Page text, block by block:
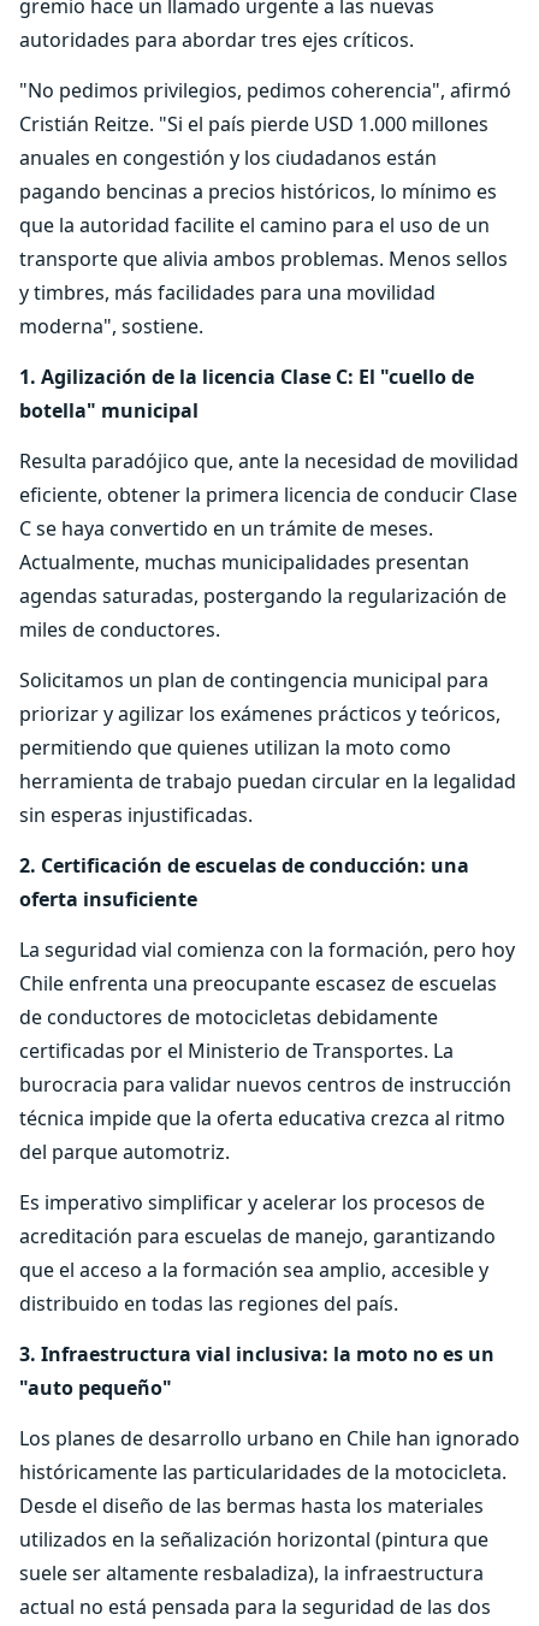
gremio hace un llamado urgente a las nuevas
autoridades para abordar tres ejes críticos.
"No pedimos privilegios, pedimos coherencia", afirmó
Cristián Reitze. "Si el país pierde USD 1.000 millones
anuales en congestión y los ciudadanos están
pagando bencinas a precios históricos, lo mínimo es
que la autoridad facilite el camino para el uso de un
transporte que alivia ambos problemas. Menos sellos
y timbres, más facilidades para una movilidad
moderna", sostiene.
1. Agilización de la licencia Clase C: El "cuello de
botella" municipal
Resulta paradójico que, ante la necesidad de movilidad
eficiente, obtener la primera licencia de conducir Clase
C se haya convertido en un trámite de meses.
Actualmente, muchas municipalidades presentan
agendas saturadas, postergando la regularización de
miles de conductores.
Solicitamos un plan de contingencia municipal para
priorizar y agilizar los exámenes prácticos y teóricos,
permitiendo que quienes utilizan la moto como
herramienta de trabajo puedan circular en la legalidad
sin esperas injustificadas.
2. Certificación de escuelas de conducción: una
oferta insuficiente
La seguridad vial comienza con la formación, pero hoy
Chile enfrenta una preocupante escasez de escuelas
de conductores de motocicletas debidamente
certificadas por el Ministerio de Transportes. La
burocracia para validar nuevos centros de instrucción
técnica impide que la oferta educativa crezca al ritmo
del parque automotriz.
Es imperativo simplificar y acelerar los procesos de
acreditación para escuelas de manejo, garantizando
que el acceso a la formación sea amplio, accesible y
distribuido en todas las regiones del país.
3. Infraestructura vial inclusiva: la moto no es un
"auto pequeño"
Los planes de desarrollo urbano en Chile han ignorado
históricamente las particularidades de la motocicleta.
Desde el diseño de las bermas hasta los materiales
utilizados en la señalización horizontal (pintura que
suele ser altamente resbaladiza), la infraestructura
actual no está pensada para la seguridad de las dos